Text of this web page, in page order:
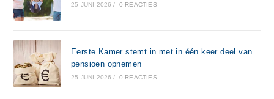
25 JUNI 2026 / 0 REACTIES
Eerste Kamer stemt in met in één keer deel van
pensioen opnemen
25 JUNI 2026 / 0 REACTIES